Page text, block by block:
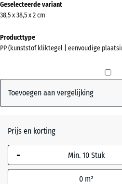
informatie
over
kleuren?
Vanille(active)
Leisteen
Zilvergrijs
Geselecteerde variant
38,5 x 38,5 x 2 cm
Producttype
PP (kunststof kliktegel | eenvoudige
Toevoegen aan vergelijking
Prijs en korting
-
0 m²